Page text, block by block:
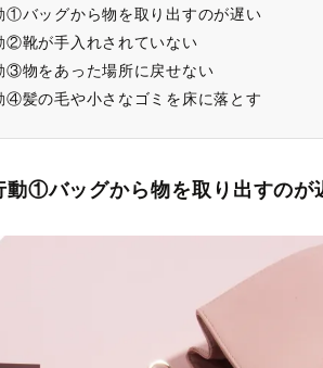
①バッグから物を取り出すのが遅い
②靴が手入れされていない
③物をあった場所に戻せない
④髪の毛や小さなゴミを床に落とす
動①バッグから物を取り出すのが